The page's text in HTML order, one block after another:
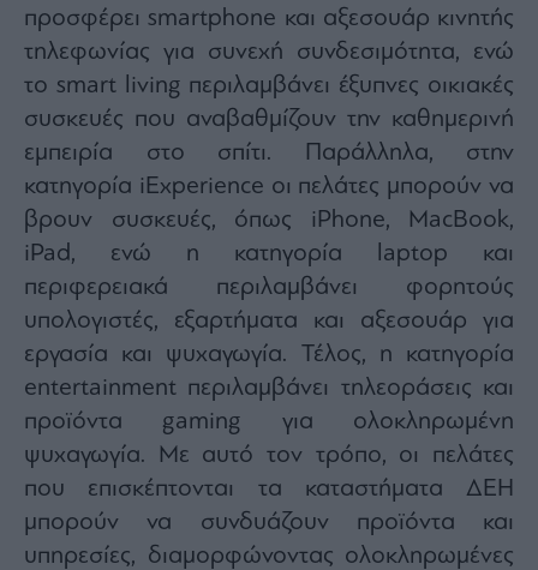
προσφέρει smartphone και αξεσουάρ κινητής
τηλεφωνίας για συνεχή συνδεσιμότητα, ενώ
το smart living περιλαμβάνει έξυπνες οικιακές
συσκευές που αναβαθμίζουν την καθημερινή
εμπειρία στο σπίτι. Παράλληλα, στην
κατηγορία iExperience οι πελάτες μπορούν να
βρουν συσκευές, όπως iPhone, MacBook,
iPad, ενώ η κατηγορία laptop και
περιφερειακά περιλαμβάνει φορητούς
υπολογιστές, εξαρτήματα και αξεσουάρ για
εργασία και ψυχαγωγία. Τέλος, η κατηγορία
entertainment περιλαμβάνει τηλεοράσεις και
προϊόντα gaming για ολοκληρωμένη
ψυχαγωγία. Με αυτό τον τρόπο, οι πελάτες
που επισκέπτονται τα καταστήματα ΔΕΗ
μπορούν να συνδυάζουν προϊόντα και
υπηρεσίες, διαμορφώνοντας ολοκληρωμένες